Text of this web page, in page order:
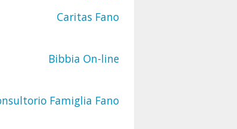
Caritas Fano
Bibbia On-line
Famiglia Fano